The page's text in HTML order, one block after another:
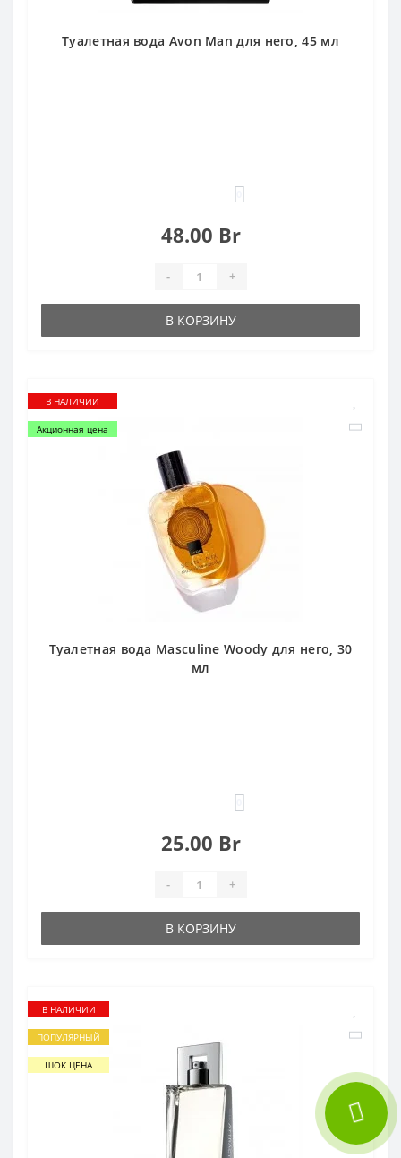
Туалетная вода Avon Man для него, 45 мл
48.00 Br
- +
В КОРЗИНУ
В НАЛИЧИИ
Акционная цена
Туалетная вода Masculine Woody для него, 30
мл
25.00 Br
- +
В КОРЗИНУ
В НАЛИЧИИ
ПОПУЛЯРНЫЙ
ШОК ЦЕНА